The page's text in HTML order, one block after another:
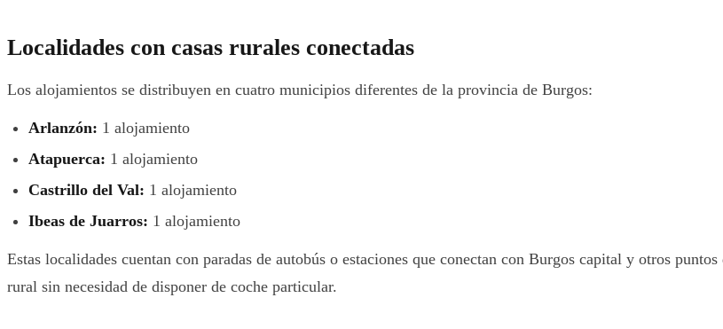
Localidades con casas rurales conectadas
Los alojamientos se distribuyen en cuatro municipios diferentes de la provincia de Burgos:
Arlanzón: 1 alojamiento
Atapuerca: 1 alojamiento
Castrillo del Val: 1 alojamiento
Ibeas de Juarros: 1 alojamiento
Estas localidades cuentan con paradas de autobús o estaciones que conectan con Burgos capital y otros
rural sin necesidad de disponer de coche particular.